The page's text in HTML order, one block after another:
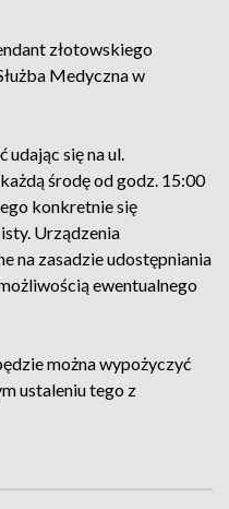
złotowskiego
Medyczna w
udając się na ul.
środę od godz. 15:00
konkretnie się
Urządzenia
na zasadzie udostępniania
ewentualnego
można wypożyczyć
ustaleniu tego z